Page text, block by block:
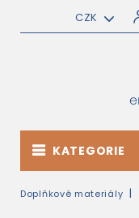
CZK
KATEGORIE
Doplňkové materiály